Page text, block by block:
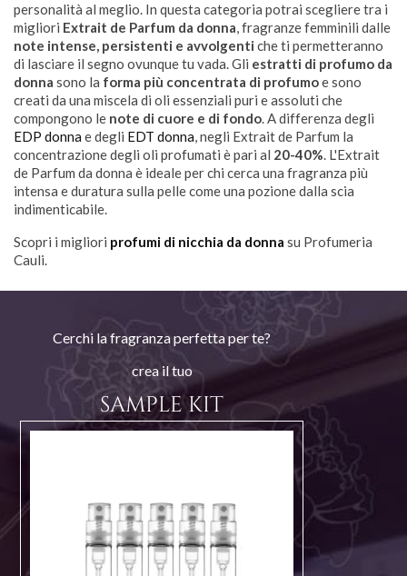
personalità al meglio. In questa categoria potrai scegliere tra i
migliori Extrait de Parfum da donna, fragranze femminili dalle
note intense, persistenti e avvolgenti che ti permetteranno
di lasciare il segno ovunque tu vada. Gli estratti di profumo da
donna sono la forma più concentrata di profumoe sono
creati da una miscela di oli essenziali puri e assoluti che
compongono le note di cuore e di fondo. A differenza degli
EDP donna e degli EDT donna, negli Extrait de Parfum la
concentrazione degli oli profumati è pari al 20-40%. L'Extrait
de Parfum da donna è ideale per chi cerca una fragranza più
intensa e duratura sulla pelle come una pozione dalla scia
indimenticabile.
Scopri i migliori profumi di nicchia da donna su Profumeria
Cauli.
Cerchi la fragranza perfetta per te?
crea il tuo
SAMPLE KIT